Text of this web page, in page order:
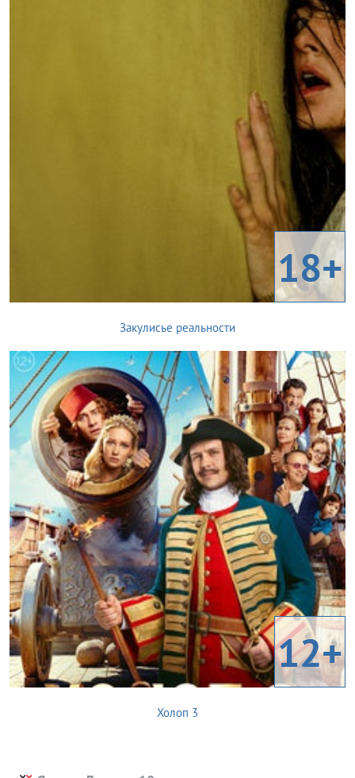
18+
Закулисье реальности
12+
Холоп 3